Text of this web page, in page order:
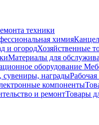
техники
химия
и огородХозяйственные
Материалы для
оборудование
сувениры, награды
компоненты
и ремонтТовары